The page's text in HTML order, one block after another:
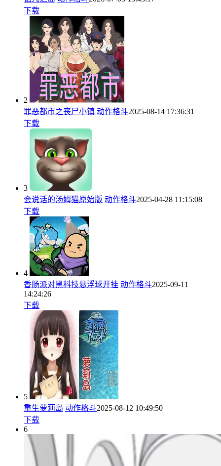
下载
2
罪恶都市之丧尸小镇 动作格斗2025-08-14 17:36:31
下载
3
会说话的汤姆猫原始版 动作格斗2025-04-28 11:15:08
下载
4
香肠派对黑科技悬浮球开挂 动作格斗2025-09-11
14:24:26
下载
5
重生萝莉岛 动作格斗2025-08-12 10:49:50
下载
6